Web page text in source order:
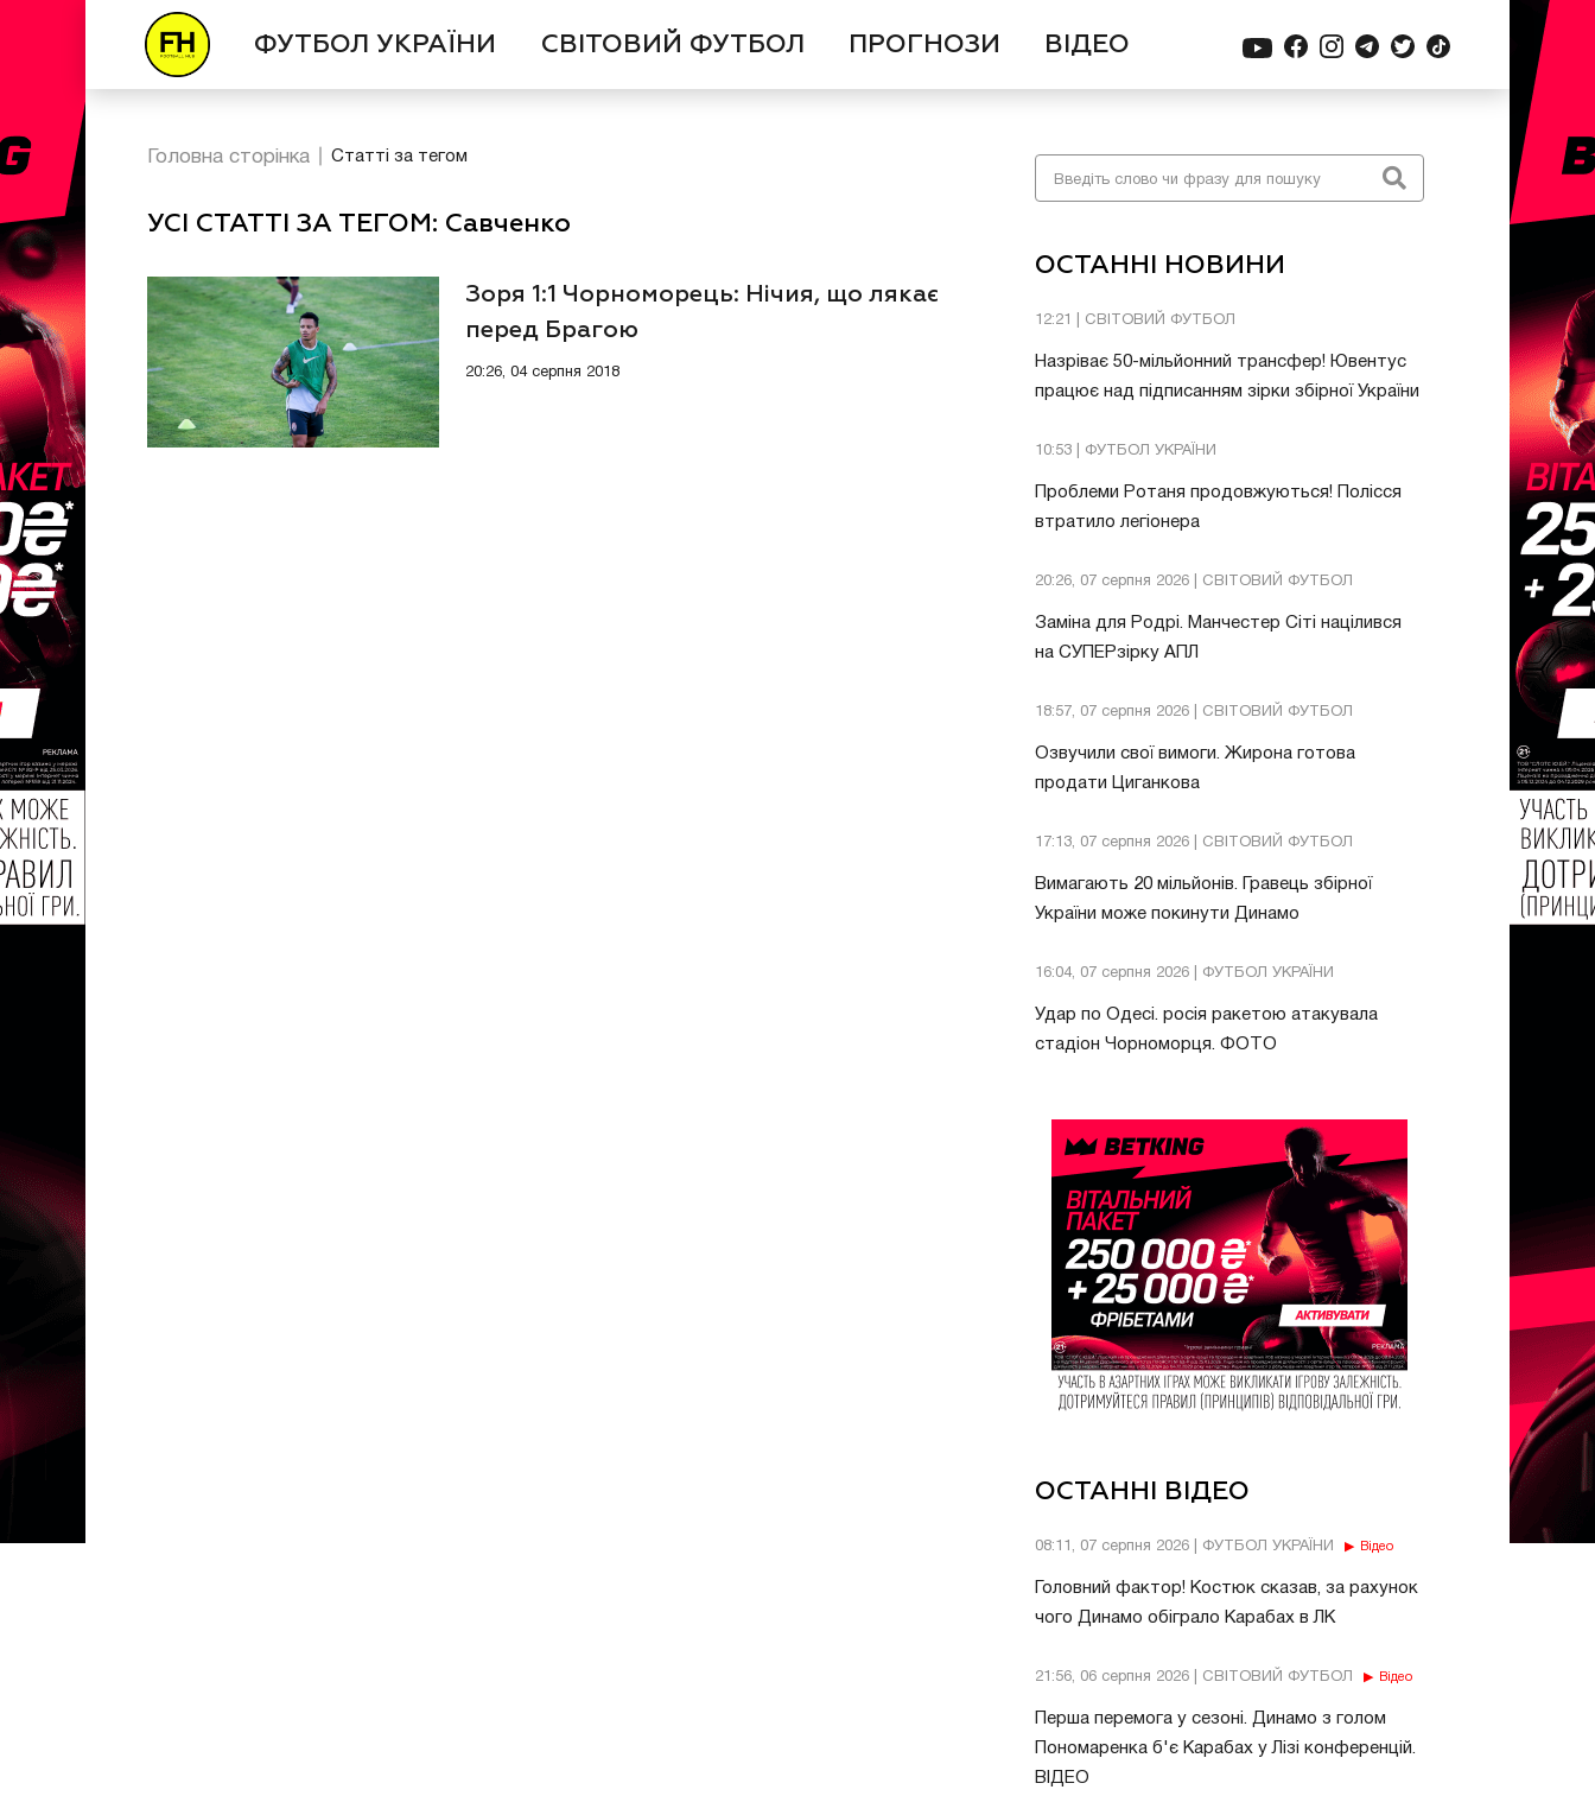
ФУТБОЛ УКРАЇНИ СВІТОВИЙ ФУТБОЛ ПРОГНОЗИ ВІДЕО
ОСТАННІ НОВИНИ
12:21 | СВІТОВИЙ ФУТБОЛ
Назріває 50-мільйонний трансфер! Ювентус
працює над підписанням зірки збірної України
10:53 | ФУТБОЛ УКРАЇНИ
Проблеми Ротаня продовжуються! Полісся
втратило легіонера
20:26, 07 серпня 2026 | СВІТОВИЙ ФУТБОЛ
Заміна для Родрі. Манчестер Сіті націлився
на СУПЕРзірку АПЛ
18:57, 07 серпня 2026 | СВІТОВИЙ ФУТБОЛ
Озвучили свої вимоги. Жирона готова
продати Циганкова
17:13, 07 серпня 2026 | СВІТОВИЙ ФУТБОЛ
Вимагають 20 мільйонів. Гравець збірної
України може покинути Динамо
16:04, 07 серпня 2026 | ФУТБОЛ УКРАЇНИ
Удар по Одесі. росія ракетою атакувала
стадіон Чорноморця. ФОТО
ОСТАННІ ВІДЕО
08:11, 07 серпня 2026 | ФУТБОЛ УКРАЇНИ Відео
Головний фактор! Костюк сказав, за рахунок
чого Динамо обіграло Карабах в ЛК
21:56, 06 серпня 2026 | СВІТОВИЙ ФУТБОЛ Відео
Перша перемога у сезоні. Динамо з голом
Пономаренка б'є Карабах у Лізі конференцій.
ВІДЕО
Головна сторінка Статті за тегом
УСІ СТАТТІ ЗА ТЕГОМ: Савченко
Зоря 1:1 Чорноморець: Нічия, що лякає
перед Брагою
20:26, 04 серпня 2018